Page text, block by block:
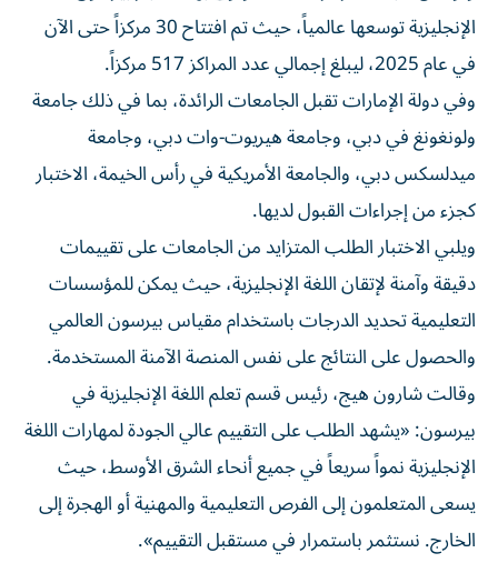
الإنجليزية توسعها عالمياً، حيث تم افتتاح 30 مركزاً حتى الآن
في عام 2025، ليبلغ إجمالي عدد المراكز 517 مركزاً.
وفي دولة الإمارات تقبل الجامعات الرائدة، بما في ذلك جامعة
ولونغونغ في دبي، وجامعة هيريوت-وات دبي، وجامعة
ميدلسكس دبي، والجامعة الأمريكية في رأس الخيمة، الاختبار
كجزء من إجراءات القبول لديها.
ويلبي الاختبار الطلب المتزايد من الجامعات على تقييمات
دقيقة وآمنة لإتقان اللغة الإنجليزية، حيث يمكن للمؤسسات
التعليمية تحديد الدرجات باستخدام مقياس بيرسون العالمي
والحصول على النتائج على نفس المنصة الآمنة المستخدمة.
وقالت شارون هيج، رئيس قسم تعلم اللغة الإنجليزية في
بيرسون: «يشهد الطلب على التقييم عالي الجودة لمهارات اللغة
الإنجليزية نمواً سريعاً في جميع أنحاء الشرق الأوسط، حيث
يسعى المتعلمون إلى الفرص التعليمية والمهنية أو الهجرة إلى
الخارج. نستثمر باستمرار في مستقبل التقييم».